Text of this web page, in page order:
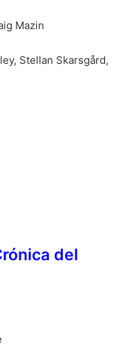
Mazin
Stellan Skarsgård,
del